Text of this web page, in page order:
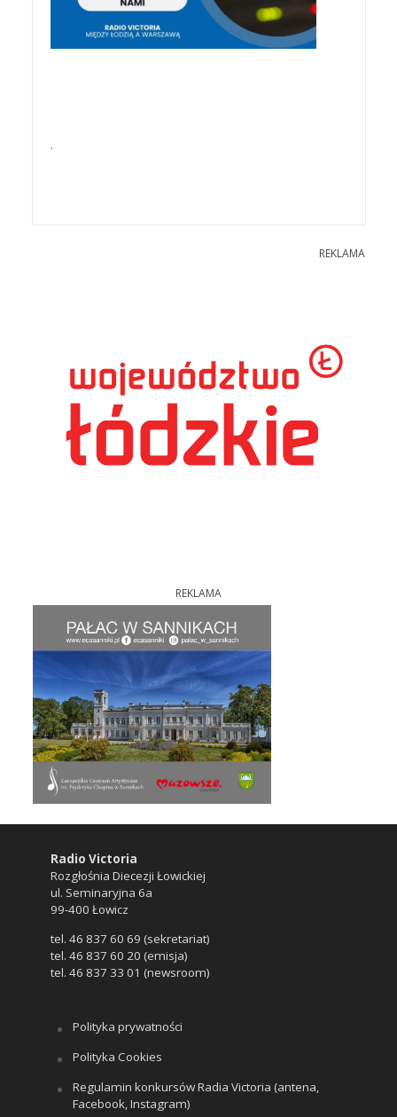
.
REKLAMA
REKLAMA
Radio Victoria
Rozgłośnia Diecezji Łowickiej
ul. Seminaryjna 6a
99-400 Łowicz
tel. 46 837 60 69 (sekretariat)
tel. 46 837 60 20 (emisja)
tel. 46 837 33 01 (newsroom)
Polityka prywatności
Polityka Cookies
Regulamin konkursów Radia Victoria (antena,
Facebook, Instagram)